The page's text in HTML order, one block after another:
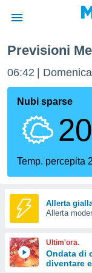
di
per
le
di
Web
le
Previsioni
06:42 Domenica
Nubi sparse
Temp. percepita
Allerta
Allerta
Ultim'ora.
Ondata di
diventare